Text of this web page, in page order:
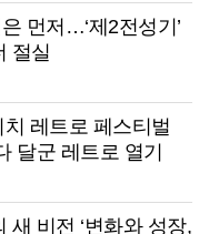
먼저…‘제2전성기’
절실
레트로 페스티벌
달군 레트로 열기
새 비전 ‘변화와 성장,